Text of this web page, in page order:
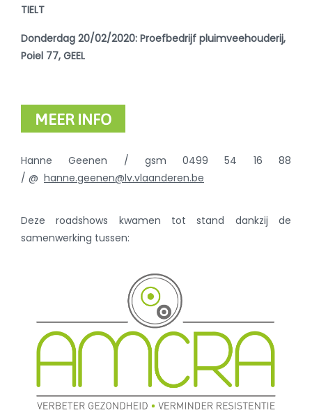
TIELT
Donderdag 20/02/2020: Proefbedrijf pluimveehouderij,
Poiel 77, GEEL
MEER INFO
Hanne Geenen / gsm 0499 54 16 88
/ @ hanne.geenen@lv.vlaanderen.be
Deze roadshows kwamen tot stand dankzij de
samenwerking tussen: